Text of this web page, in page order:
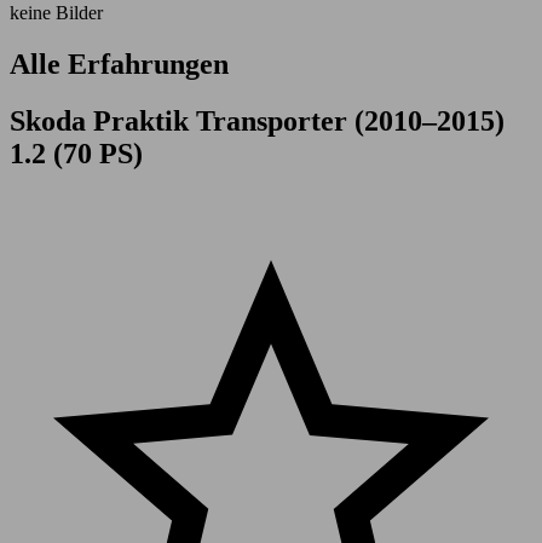
keine Bilder
Alle Erfahrungen
Skoda Praktik Transporter (2010–2015)
1.2 (70 PS)